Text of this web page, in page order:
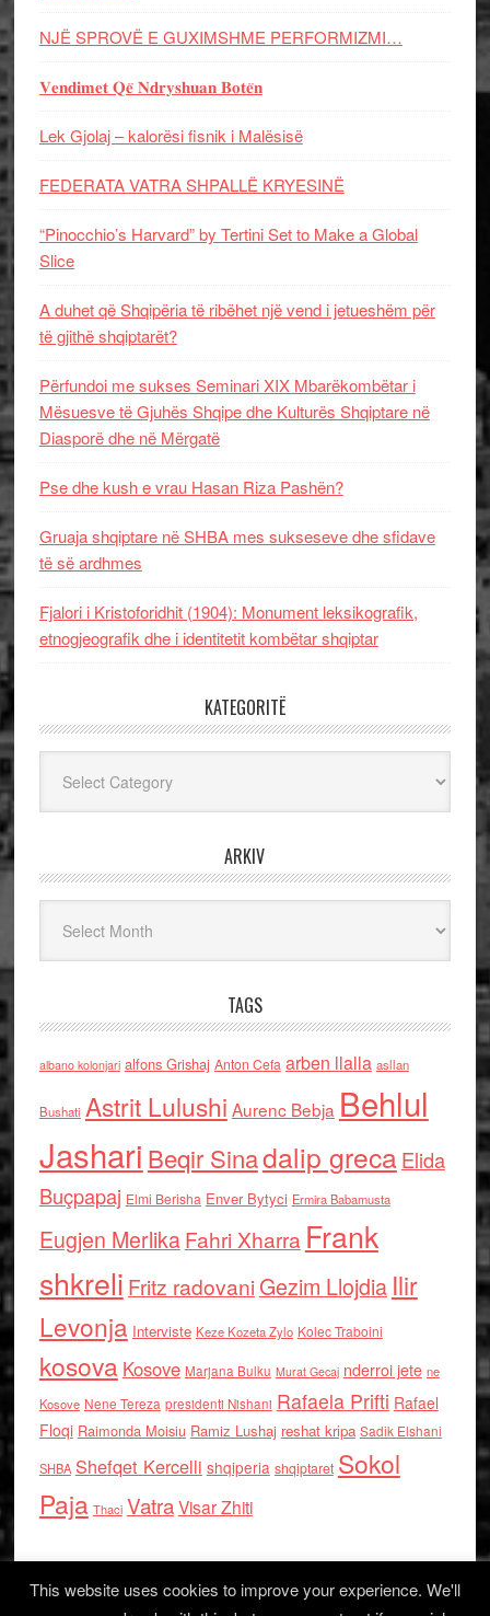
NJË SPROVË E GUXIMSHME PERFORMIZMI…
𝐕𝐞𝐧𝐝𝐢𝐦𝐞𝐭 𝐐𝐞̈ 𝐍𝐝𝐫𝐲𝐬𝐡𝐮𝐚𝐧 𝐁𝐨𝐭𝐞̈𝐧
Lek Gjolaj – kalorësi fisnik i Malësisë
FEDERATA VATRA SHPALLË KRYESINË
“Pinocchio’s Harvard” by Tertini Set to Make a Global
Slice
A duhet që Shqipëria të ribëhet një vend i jetueshëm për
të gjithë shqiptarët?
Përfundoi me sukses Seminari XIX Mbarëkombëtar i
Mësuesve të Gjuhës Shqipe dhe Kulturës Shqiptare në
Diasporë dhe në Mërgatë
Pse dhe kush e vrau Hasan Riza Pashën?
Gruaja shqiptare në SHBA mes sukseseve dhe sfidave
të së ardhmes
Fjalori i Kristoforidhit (1904): Monument leksikografik,
etnogjeografik dhe i identitetit kombëtar shqiptar
KATEGORITË
ARKIV
TAGS
albano kolonjari alfons Grishaj Anton Cefa arben llalla asllan
Bushati Astrit Lulushi Aurenc Bebja Behlul
Jashari Beqir Sinadalip grecaElida
Buçpapaj Elmi Berisha Enver Bytyci Ermira Babamusta
Eugjen MerlikaFahri Xharra Frank
shkreli Fritz radovaniGezim Llojdia Ilir
Levonja Interviste Keze Kozeta Zylo Kolec Traboini
kosova Kosove Marjana Bulku Murat Gecaj nderroi jete ne
Kosove Nene Tereza presidenti Nishani Rafaela Prifti Rafael
Floqi Raimonda Moisiu Ramiz Lushaj reshat kripa Sadik Elshani
SHBA Shefqet Kercelli shqiperia shqiptaret Sokol
Paja Thaci VatraVisar Zhiti
This website uses cookies to improve your experience. We'll